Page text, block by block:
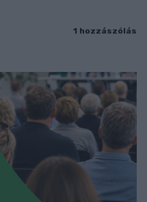
1 hozzászólás